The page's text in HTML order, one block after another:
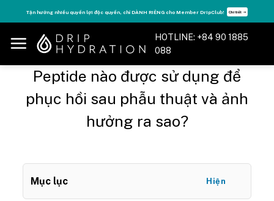
to
content
Tận hưởng nhiều quyền lợi độc quyền, chỉ DÀNH RIÊNG cho Member DripClub! Chi tiết ➝
HOTLINE: +84 90 1885
088
Peptide nào được sử dụng để
phục hồi sau phẫu thuật và ảnh
hưởng ra sao?
Mục lục Hiện